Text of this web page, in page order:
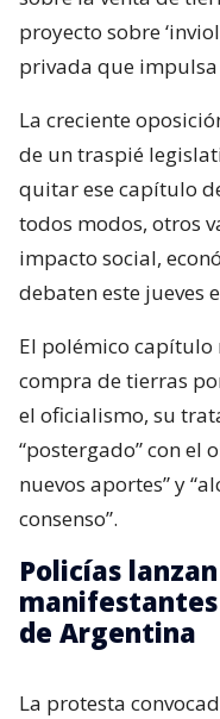
proyecto sobre
privada que impulsa
La creciente
de un traspié
quitar ese capítulo
todos modos, otros
impacto social,
debaten este jueves
El polémico capítulo
compra de tierras
el oficialismo, su
“postergado” con el
nuevos aportes” y
consenso”.
Policías
de Argentina
La protesta